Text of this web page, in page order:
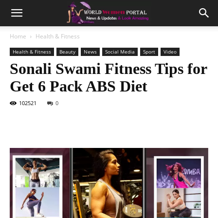
Home Health & Fitness
Health & Fitness Beauty News Social Media Sport Video
Sonali Swami Fitness Tips for
Get 6 Pack ABS Diet
102521 0